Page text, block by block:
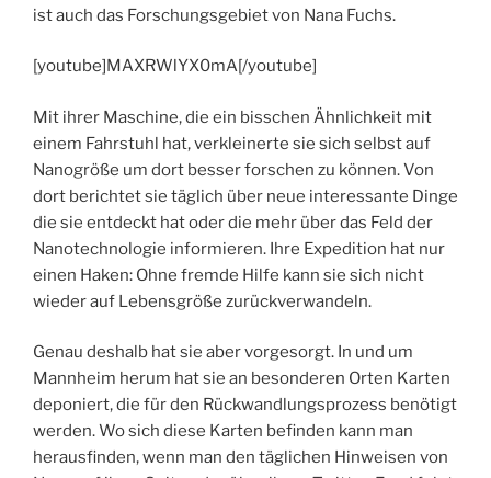
ist auch das Forschungsgebiet von Nana Fuchs.
[youtube]MAXRWlYX0mA[/youtube]
Mit ihrer Maschine, die ein bisschen Ähnlichkeit mit
einem Fahrstuhl hat, verkleinerte sie sich selbst auf
Nanogröße um dort besser forschen zu können. Von
dort berichtet sie täglich über neue interessante Dinge
die sie entdeckt hat oder die mehr über das Feld der
Nanotechnologie informieren. Ihre Expedition hat nur
einen Haken: Ohne fremde Hilfe kann sie sich nicht
wieder auf Lebensgröße zurückverwandeln.
Genau deshalb hat sie aber vorgesorgt. In und um
Mannheim herum hat sie an besonderen Orten Karten
deponiert, die für den Rückwandlungsprozess benötigt
werden. Wo sich diese Karten befinden kann man
herausfinden, wenn man den täglichen Hinweisen von